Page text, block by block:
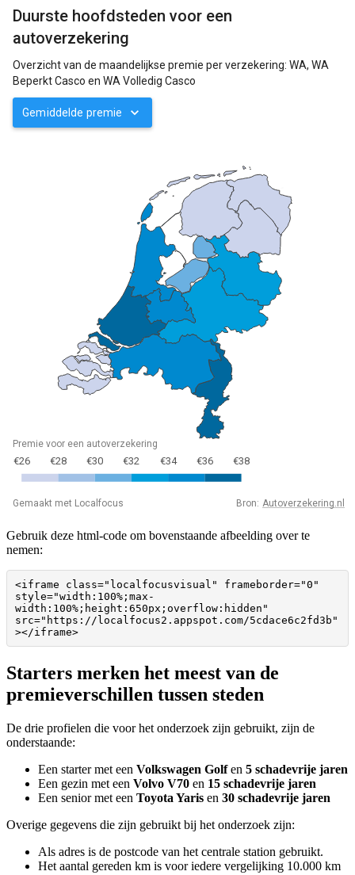
Gebruik deze html-code om bovenstaande afbeelding over te
nemen:
<iframe class="localfocusvisual" frameborder="0"
style="width:100%;max-
width:100%;height:650px;overflow:hidden"
src="https://localfocus2.appspot.com/5cdace6c2fd3b"
></iframe>
Starters merken het meest van de
premieverschillen tussen steden
De drie profielen die voor het onderzoek zijn gebruikt, zijn de
onderstaande:
Een starter met een Volkswagen Golfen 5 schadevrije jaren
Een gezin met een Volvo V70 en 15 schadevrije jaren
Een senior met een Toyota Yaris en 30 schadevrije jaren
Overige gegevens die zijn gebruikt bij het onderzoek zijn:
Als adres is de postcode van het centrale station gebruikt.
Het aantal gereden km is voor iedere vergelijking 10.000 km